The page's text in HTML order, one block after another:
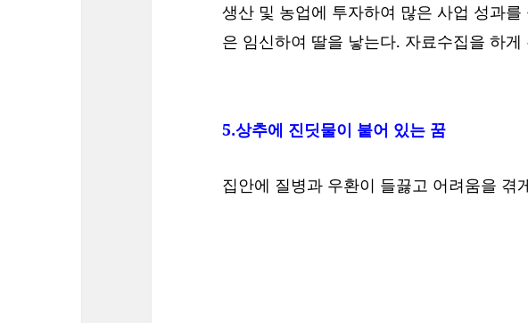
생산 및 농업에 투자하여 많은 사업 성과
은 임신하여 딸을 낳는다. 자료수집을 하게
5.상추에 진딧물이 붙어 있는 꿈
집안에 질병과 우환이 들끓고 어려움을 겪